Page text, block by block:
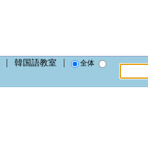
韓国語教室
全体